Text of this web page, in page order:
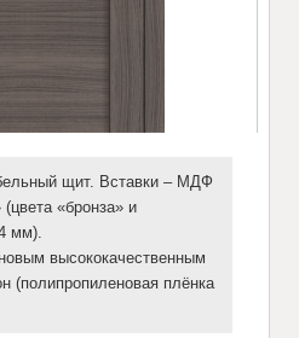
щит. Вставки – МДФ
«бронза» и
мм).
высококачественным
(полипропиленовая плёнка